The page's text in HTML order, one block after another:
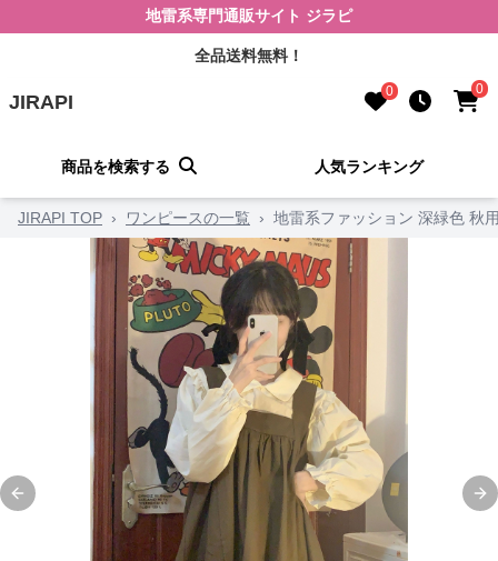
地雷系専門通販サイト ジラピ
全品送料無料！
JIRAPI 0 0
商品を検索する 人気ランキング
JIRAPI TOP › ワンピースの一覧 › 地雷系ファッション 深緑色 秋
Previous slide